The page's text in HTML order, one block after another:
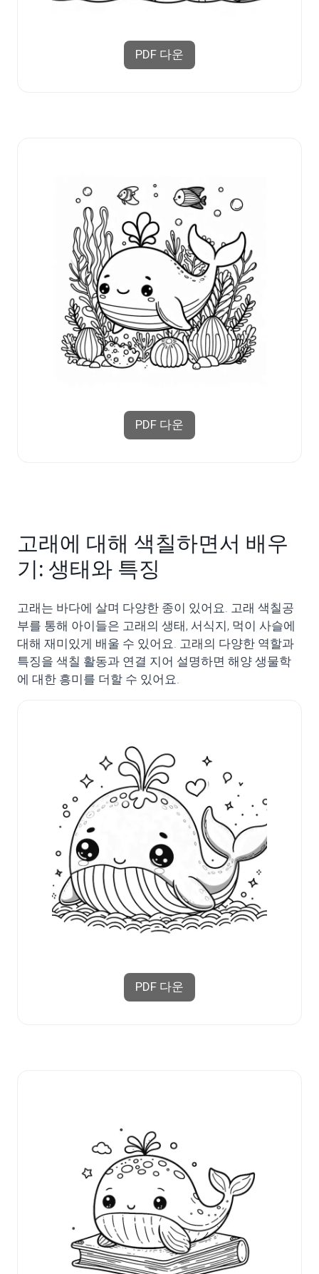
PDF 다운
PDF 다운
고래에 대해 색칠하면서 배우
기: 생태와 특징
고래는 바다에 살며 다양한 종이 있어요. 고래 색칠공
부를 통해 아이들은 고래의 생태, 서식지, 먹이 사슬에
대해 재미있게 배울 수 있어요. 고래의 다양한 역할과
특징을 색칠 활동과 연결 지어 설명하면 해양 생물학
에 대한 흥미를 더할 수 있어요.
PDF 다운